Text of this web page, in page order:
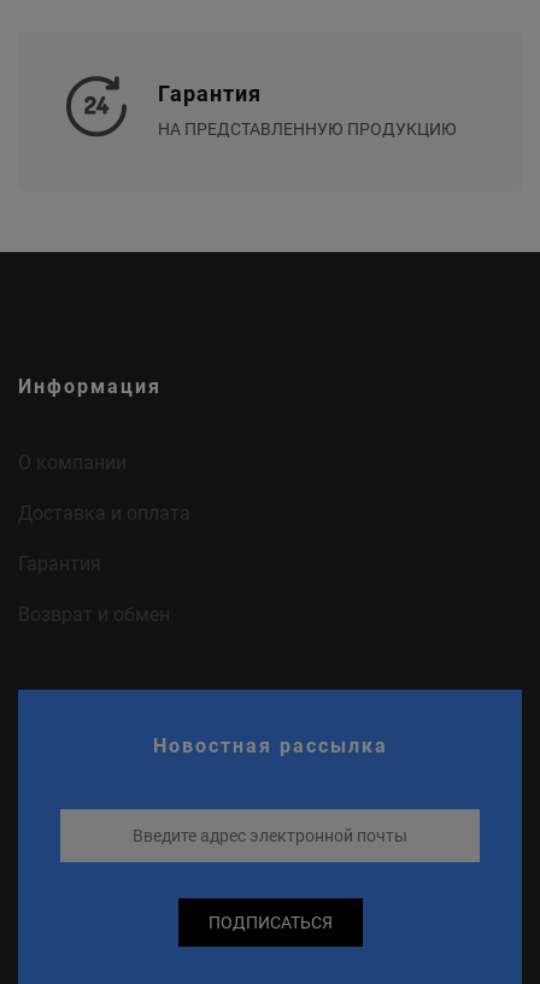
Гарантия
НА ПРЕДСТАВЛЕННУЮ ПРОДУКЦИЮ
Информация
О компании
Доставка и оплата
Гарантия
Возврат и обмен
Новостная рассылка
ПОДПИСАТЬСЯ